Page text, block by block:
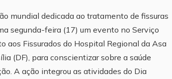
mundial dedicada ao tratamento de fissuras
segunda-feira (17) um evento no Serviço
aos Fissurados do Hospital Regional da Asa
(DF), para conscientizar sobre a saúde
A ação integrou as atividades do Dia